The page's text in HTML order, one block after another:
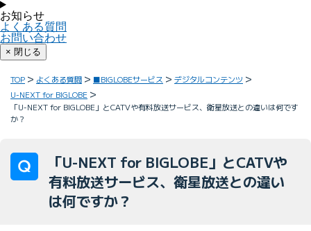
お知らせ
よくある質問
お問い合わせ
× 閉じる
TOP よくある質問 ■BIGLOBEサービス
デジタルコンテンツ
U-NEXT for BIGLOBE
「U-NEXT for BIGLOBE」とCATVや有料放送サービス、衛星放送との違いは何です
か？
「U-NEXT for BIGLOBE」とCATVや
有料放送サービス、衛星放送との違い
は何ですか？